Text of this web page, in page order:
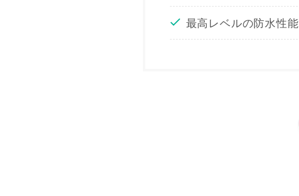
最高レベルの防水性能